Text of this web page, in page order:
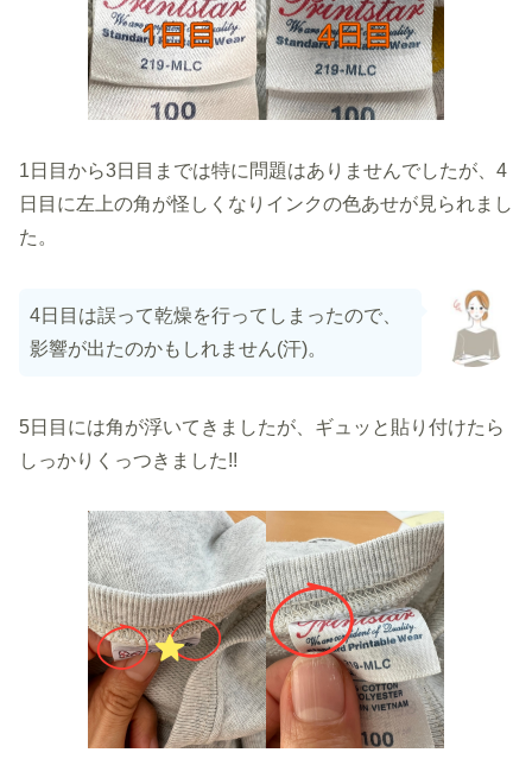
1日目から3日目までは特に問題はありませんでしたが、4
日目に左上の角が怪しくなりインクの色あせが見られまし
た。
4日目は誤って乾燥を行ってしまったので、
影響が出たのかもしれません(汗)。
5日目には角が浮いてきましたが、ギュッと貼り付けたら
しっかりくっつきました!!